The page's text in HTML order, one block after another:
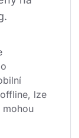
lze
mohou